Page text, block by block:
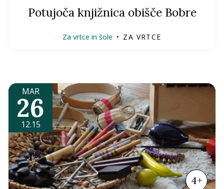
Potujoča knjižnica obišče Bobre
Za vrtce in šole • ZA VRTCE
MAR
26
12.15
4+